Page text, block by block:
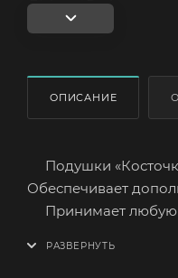
ОПИСАНИЕ
Подушки
Обеспечивает
Принимает любую